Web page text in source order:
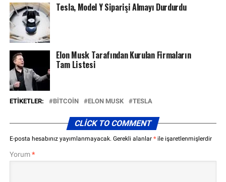
Tesla, Model Y Siparişi Almayı Durdurdu
Elon Musk Tarafından Kurulan Firmaların
Tam Listesi
ETIKETLER: BITCOIN ELON MUSK TESLA
CLICK TO COMMENT
E-posta hesabınız yayımlanmayacak. Gerekli alanlar *ile işaretlenmişlerdir
Yorum*